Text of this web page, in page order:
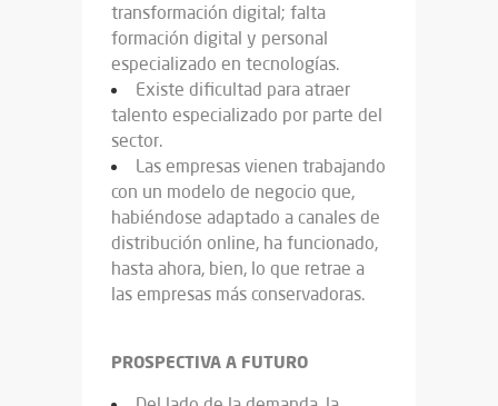
transformación digital; falta
formación digital y personal
especializado en tecnologías.
Existe dificultad para atraer
talento especializado por parte del
sector.
Las empresas vienen trabajando
con un modelo de negocio que,
habiéndose adaptado a canales de
distribución online, ha funcionado,
hasta ahora, bien, lo que retrae a
las empresas más conservadoras.
PROSPECTIVA A FUTURO